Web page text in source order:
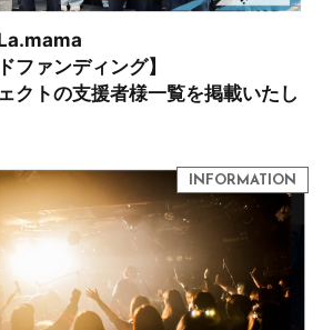
La.mama
ファンディング】
クトの支援者様一覧を掲載いたし